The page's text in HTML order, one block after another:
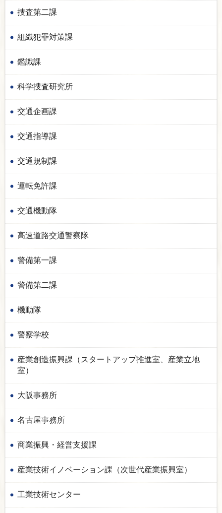
捜査第二課
組織犯罪対策課
鑑識課
科学捜査研究所
交通企画課
交通指導課
交通規制課
運転免許課
交通機動隊
高速道路交通警察隊
警備第一課
警備第二課
機動隊
警察学校
産業創造振興課（スタートアップ推進室、産業立地
室）
大阪事務所
名古屋事務所
商業振興・経営支援課
産業技術イノベーション課（次世代産業振興室）
工業技術センター